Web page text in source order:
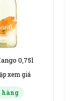
0,75l
xem giá
hàng